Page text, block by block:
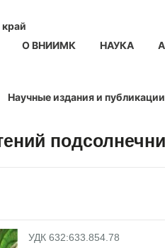
О ВНИИМК НАУКА
Научные издания и публикации
УДК 632:633.854.78